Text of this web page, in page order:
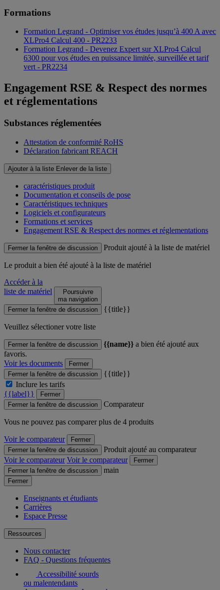
Formations
Formation Legrand - Optimiser vos études jusqu’à 400 A avec
XLPro4 Calcul 400 - PR2233
Formation Legrand - Devenez Expert sur XLPro4 Calcul
6300 pour vos études en puissance limitée, surveillée et tarif
vert - PR2234
Engagement RSE & Respect des normes
et réglementations
Substances réglementées
Attestation de conformité RoHS
Déclaration fabricant REACH
Ajouter à la liste Enlever de la liste
caractéristiques produit
Documentation et conseils de pose
Caractéristiques techniques
Logiciels et configurateurs
Formations et services
Engagement RSE & Respect des normes et réglementations
Fermer la fenêtre de discussion Produit ajouté à la liste de matériel
Le produit a bien été ajouté à la liste de matériel
Accéder à la
liste de matériel
Poursuivre
ma navigation
Fermer la fenêtre de discussion
{{title}}
Veuillez sélectioner votre liste
Fermer la fenêtre de discussion {{name}} a bien été ajouté aux
favoris.
Voir les documents
Fermer
Fermer la fenêtre de discussion
{{title}}
Inclure les tarifs
{{label}}
Fermer
Fermer la fenêtre de discussion
Comparateur
Vous ne pouvez pas comparer plus de 4 produits
Voir le comparateur
Fermer
Fermer la fenêtre de discussion
Produit ajouté au comparateur
Voir le comparateur Voir le comparateur
Fermer
Fermer la fenêtre de discussion
main
Fermer
Enseignants et étudiants
Carrières
Espace Presse
Ressources
Nous contacter
FAQ - Questions fréquentes
Accessibilité sourds
ou malentendants